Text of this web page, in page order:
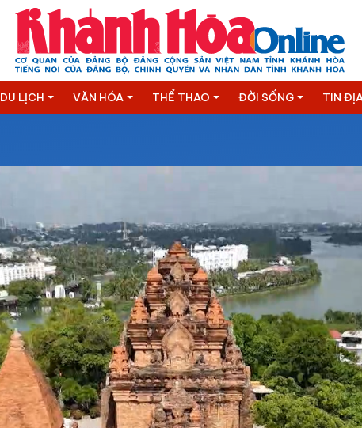
DU LỊCH VĂN HÓA THỂ THAO ĐỜI SỐNG TIN